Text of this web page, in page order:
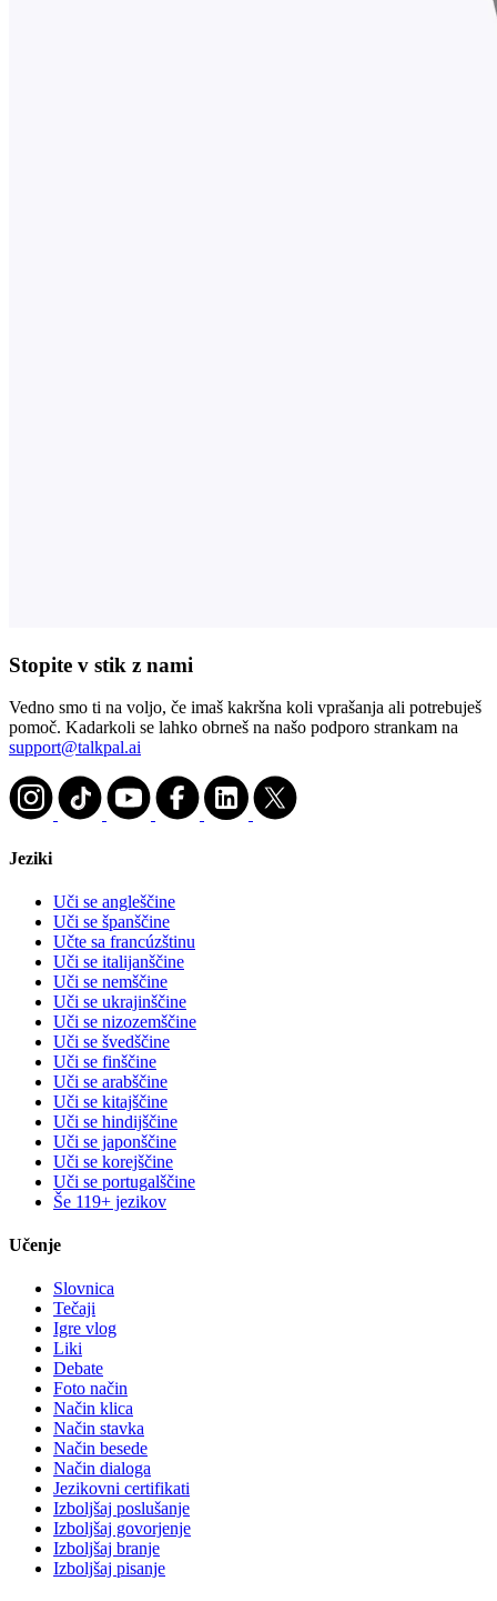
Stopite v stik z nami
Vedno smo ti na voljo, če imaš kakršna koli vprašanja ali potrebuješ
pomoč. Kadarkoli se lahko obrneš na našo podporo strankam na
support@talkpal.ai
Jeziki
Uči se angleščine
Uči se španščine
Učte sa francúzštinu
Uči se italijanščine
Uči se nemščine
Uči se ukrajinščine
Uči se nizozemščine
Uči se švedščine
Uči se finščine
Uči se arabščine
Uči se kitajščine
Uči se hindijščine
Uči se japonščine
Uči se korejščine
Uči se portugalščine
Še 119+ jezikov
Učenje
Slovnica
Tečaji
Igre vlog
Liki
Debate
Foto način
Način klica
Način stavka
Način besede
Način dialoga
Jezikovni certifikati
Izboljšaj poslušanje
Izboljšaj govorjenje
Izboljšaj branje
Izboljšaj pisanje